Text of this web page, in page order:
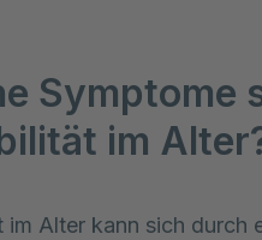
Symptome
im
im Alter kann sich durch